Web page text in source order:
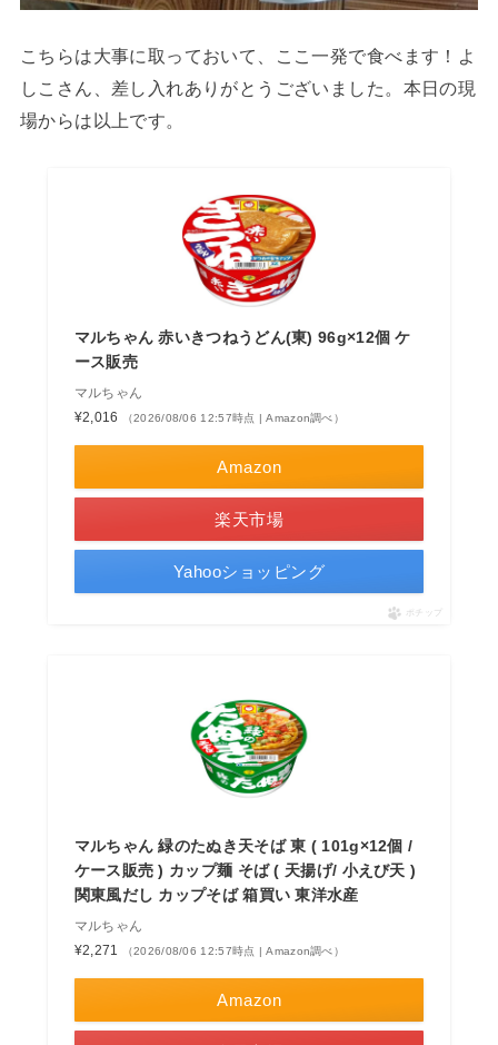
こちらは大事に取っておいて、ここ一発で食べます！よ
しこさん、差し入れありがとうございました。本日の現
場からは以上です。
マルちゃん 赤いきつねうどん(東) 96g×12個 ケ
ース販売
マルちゃん
¥2,016
（2026/08/06 12:57時点 | Amazon調べ）
Amazon
楽天市場
Yahooショッピング
ポチップ
マルちゃん 緑のたぬき天そば 東 ( 101g×12個 /
ケース販売 ) カップ麺 そば ( 天揚げ/ 小えび天 )
関東風だし カップそば 箱買い 東洋水産
マルちゃん
¥2,271
（2026/08/06 12:57時点 | Amazon調べ）
Amazon